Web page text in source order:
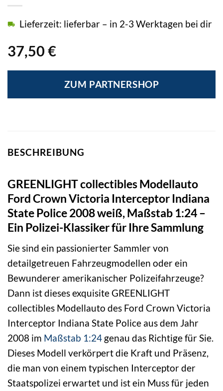
37,50 €
Lieferzeit: lieferbar – in 2-3 Werktagen bei dir
ZUM PARTNERSHOP
BESCHREIBUNG
GREENLIGHT collectibles Modellauto
Ford Crown Victoria Interceptor Indiana
State Police 2008 weiß, Maßstab 1:24 –
Ein Polizei-Klassiker für Ihre Sammlung
Sie sind ein passionierter Sammler von
detailgetreuen Fahrzeugmodellen oder ein
Bewunderer amerikanischer Polizeifahrzeuge?
Dann ist dieses exquisite GREENLIGHT
collectibles Modellauto des Ford Crown Victoria
Interceptor Indiana State Police aus dem Jahr
2008 im Maßstab 1:24 genau das Richtige für Sie.
Dieses Modell verkörpert die Kraft und Präsenz,
die man von einem typischen Interceptor der
Staatspolizei erwartet und ist ein Muss für jeden